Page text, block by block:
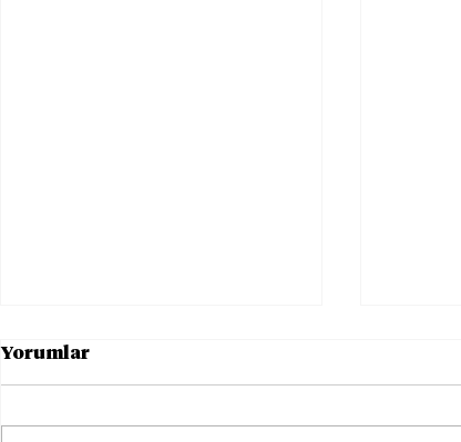
Yorumlar